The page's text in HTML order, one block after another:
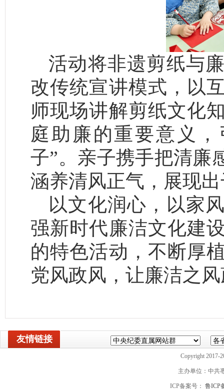
活动将非遗剪纸与
改传统宣讲模式，以
师现场讲解剪纸文化
庭助廉的重要意义
子”。亲子携手把清廉
涵养清风正气，展现
以文化润心，以家
强新时代廉洁文化建
的特色活动，不断厚
党风政风，让廉洁之
友情链接
Copyright 2017-
主办单位：中共
ICP备案号： 鲁ICP